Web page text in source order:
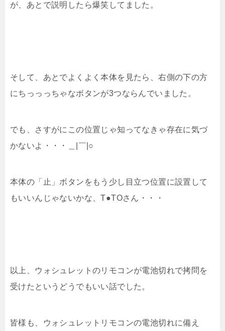
が、あとで説明したら爆笑してました。
そして、あとでよくよく本体を見たら、右側の下の方
にちっっっちゃなボタンが3つならんでいました。
でも、さすがにこの位置じゃ知ってなきゃ存在に気づ
かないよ・・・＿|￣|○
本体の「止」ボタンをもう少し目立つ位置に設置して
もいいんじゃないかな、T●TOさん・・・
以上、ウォシュレットのリモコンが電池切れで拷問を
受けたというどうでもいい話でした。
皆様も、ウォシュレットリモコンの電池切れに備え